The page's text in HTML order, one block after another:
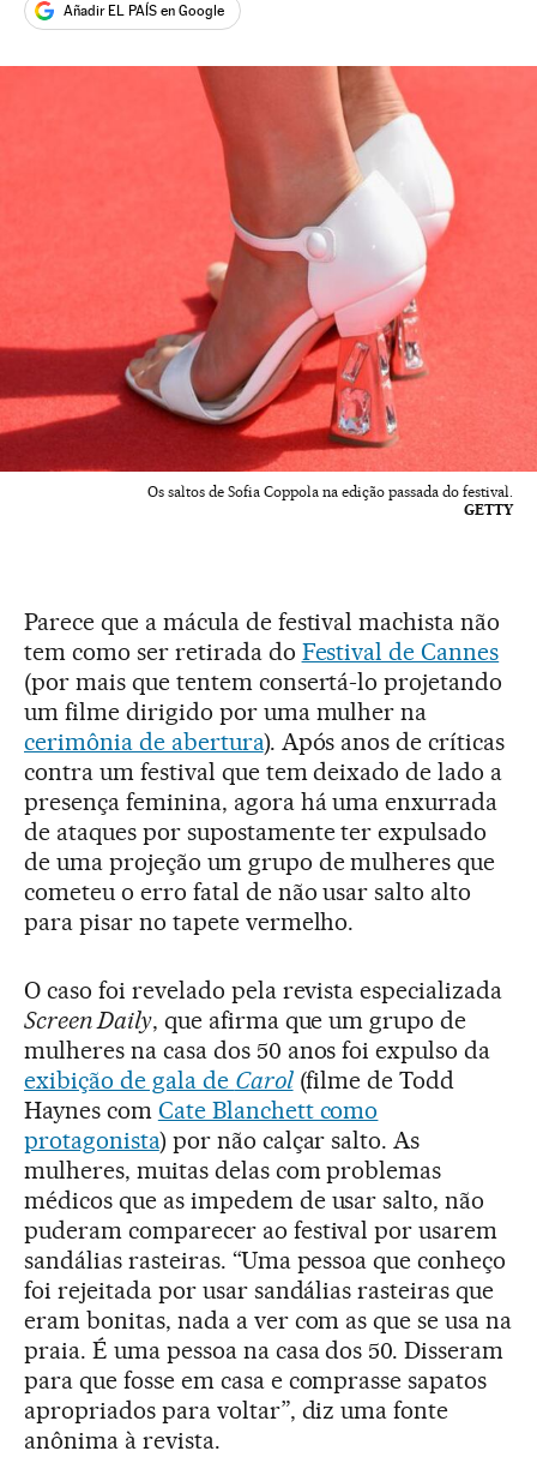
Añadir EL PAÍS en Google
Os saltos de Sofia Coppola na edição passada do festival.
GETTY
Parece que a mácula de festival machista não
tem como ser retirada do Festival de Cannes
(por mais que tentem consertá-lo projetando
um filme dirigido por uma mulher na
cerimônia de abertura). Após anos de críticas
contra um festival que tem deixado de lado a
presença feminina, agora há uma enxurrada
de ataques por supostamente ter expulsado
de uma projeção um grupo de mulheres que
cometeu o erro fatal de não usar salto alto
para pisar no tapete vermelho.
O caso foi revelado pela revista especializada
Screen Daily, que afirma que um grupo de
mulheres na casa dos 50 anos foi expulso da
exibição de gala de Carol(filme de Todd
Haynes com Cate Blanchett como
protagonista) por não calçar salto. As
mulheres, muitas delas com problemas
médicos que as impedem de usar salto, não
puderam comparecer ao festival por usarem
sandálias rasteiras. “Uma pessoa que conheço
foi rejeitada por usar sandálias rasteiras que
eram bonitas, nada a ver com as que se usa na
praia. É uma pessoa na casa dos 50. Disseram
para que fosse em casa e comprasse sapatos
apropriados para voltar”, diz uma fonte
anônima à revista.